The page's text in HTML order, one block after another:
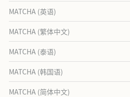
MATCHA (英语)
MATCHA (繁体中文)
MATCHA (泰语)
MATCHA (韩国语)
MATCHA (简体中文)